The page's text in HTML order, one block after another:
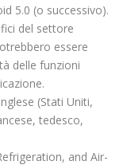
5.0 (o successivo).
del settore
essere
delle funzioni
(Stati Uniti,
tedesco,
and Air-